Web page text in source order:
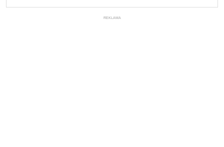
REKLAMA